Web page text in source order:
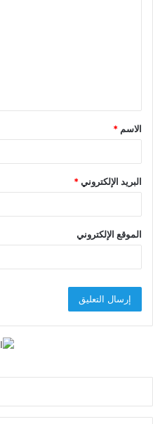
ق
*
الاسم *
البريد الإلكتروني*
الموقع الإلكتروني